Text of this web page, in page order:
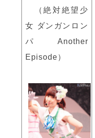
（絶対絶望少
女 ダンガンロン
パ Another
Episode）